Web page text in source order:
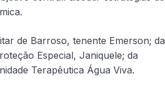
de Barroso, tenente Emerson; da
Especial, Janiquele; da
Terapêutica Água Viva.